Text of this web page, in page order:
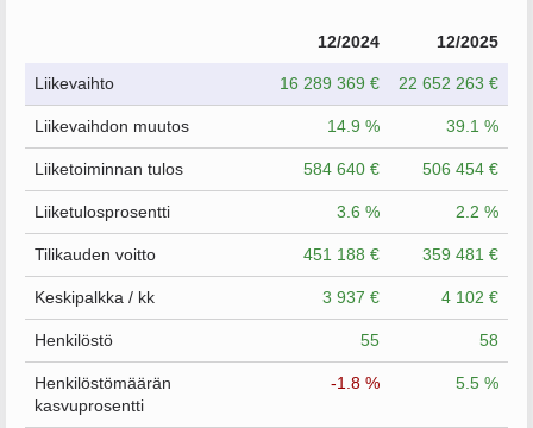
12/2024 12/2025
Liikevaihto 16 289 369 € 22 652 263 €
Liikevaihdon muutos 14.9 % 39.1 %
Liiketoiminnan tulos 584 640 € 506 454 €
Liiketulosprosentti 3.6 % 2.2 %
Tilikauden voitto 451 188 € 359 481 €
Keskipalkka / kk 3 937 € 4 102 €
Henkilöstö 55 58
Henkilöstömäärän
kasvuprosentti
-1.8 % 5.5 %